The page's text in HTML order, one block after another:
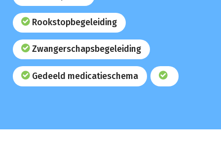
Rookstopbegeleiding
Zwangerschapsbegeleiding
Gedeeld medicatieschema